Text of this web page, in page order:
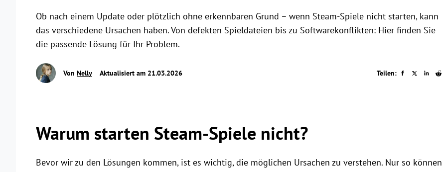
Ob nach einem Update oder plötzlich ohne erkennbaren Grund – wenn Steam-Spiele nicht starten, kann
das verschiedene Ursachen haben. Von defekten Spieldateien bis zu Softwarekonflikten: Hier finden Sie
die passende Lösung für Ihr Problem.
Von Nelly Aktualisiert am 21.03.2026 Teilen:
Warum starten Steam-Spiele nicht?
Bevor wir zu den Lösungen kommen, ist es wichtig, die möglichen Ursachen zu verstehen. Nur so können